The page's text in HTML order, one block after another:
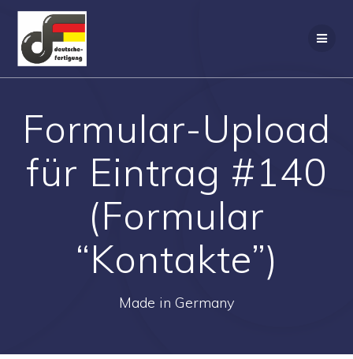
Formular-Upload
für Eintrag #140
(Formular
“Kontakte”)
Made in Germany